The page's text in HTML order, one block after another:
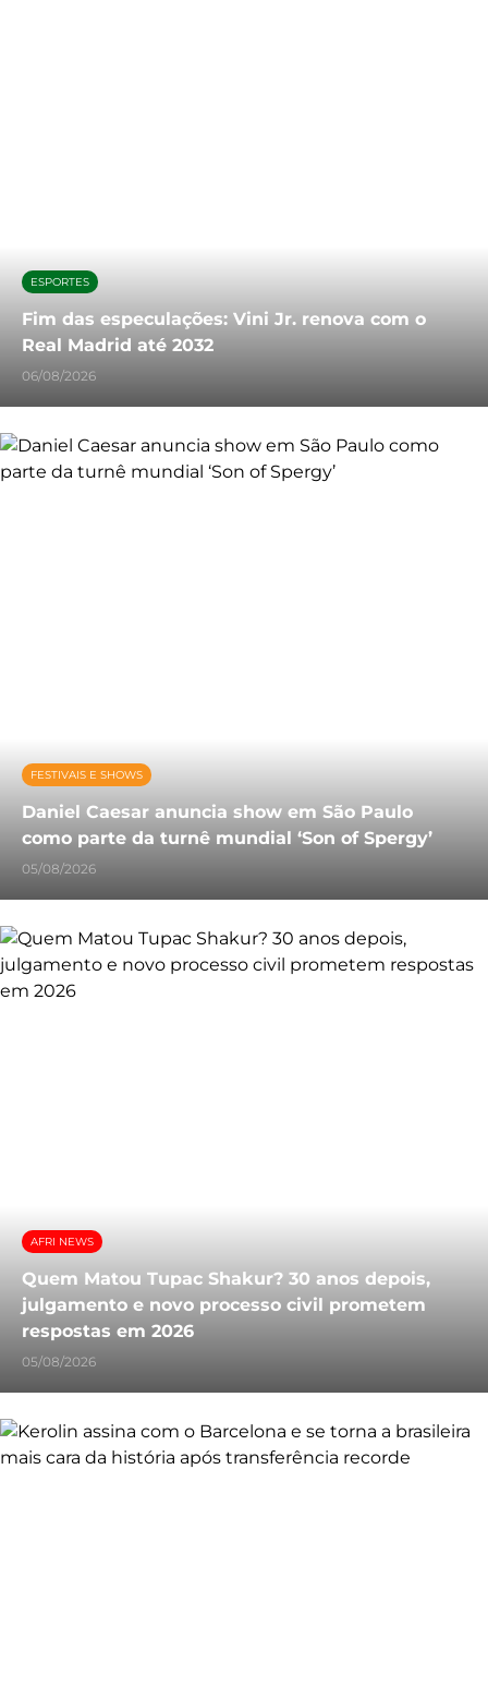
ESPORTES
Fim das especulações: Vini Jr. renova com o
Real Madrid até 2032
06/08/2026
FESTIVAIS E SHOWS
Daniel Caesar anuncia show em São Paulo
como parte da turnê mundial ‘Son of Spergy’
05/08/2026
AFRI NEWS
Quem Matou Tupac Shakur? 30 anos depois,
julgamento e novo processo civil prometem
respostas em 2026
05/08/2026